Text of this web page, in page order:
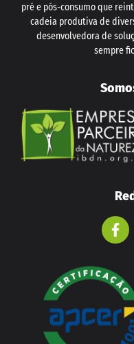
pré e pós-consumo que
cadeia produtiva de
desenvolvedora de
sempre